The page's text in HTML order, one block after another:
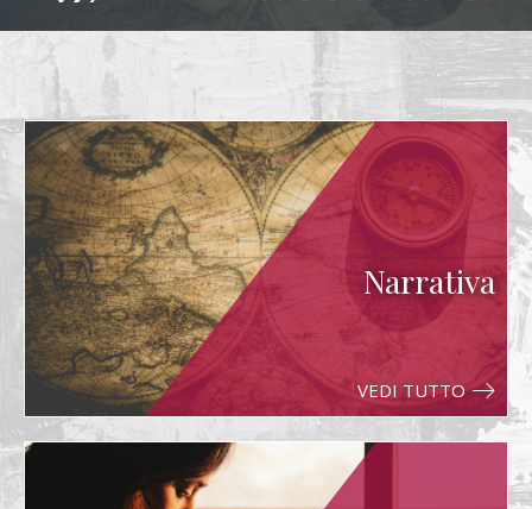
Narrativa
VEDI TUTTO